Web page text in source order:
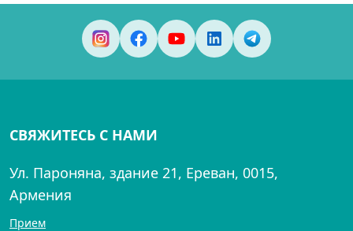
СВЯЖИТЕСЬ С НАМИ
Ул. Пароняна, здание 21, Ереван, 0015,
Армения
Прием